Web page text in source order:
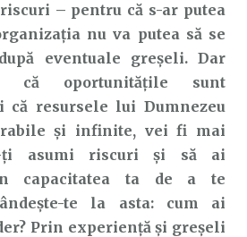
– pentru că s-ar putea
nu va putea să se
eventuale greșeli. Dar
că oportunitățile sunt
că resursele lui Dumnezeu
și infinite, vei fi mai
ți asumi riscuri și să ai
capacitatea ta de a te
te la asta: cum ai
Prin experiență și greșeli